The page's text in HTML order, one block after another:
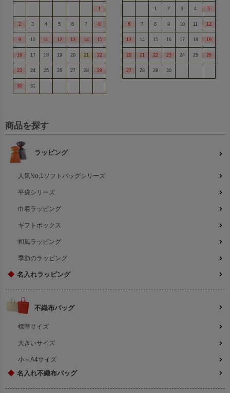
ミルクティーベージュ ライトブラウン
黒
関連キーワード：ラッピング,リボン付き袋,リボン巾着,無地
1
2 3 4 5 6 7 8
9 10 11 12 13 14 15
16 17 18 19 20 21 22
23 24 25 26 27 28 29
30 31
1 2 3 4 5
6 7 8 9 10 11 12
13 14 15 16 17 18 19
20 21 22 23 24 25 26
27 28 29 30
商品を探す
ラッピング
人気No,1ソフトバッグシリーズ
平袋シリーズ
巾着ラッピング
ギフトボックス
和風ラッピング
季節のラッピング
◆ 名入れラッピング
不織布バッグ
標準サイズ
大きいサイズ
小～A4サイズ
◆ 名入れ不織布バッグ